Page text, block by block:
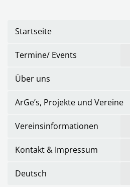
Startseite
Termine/ Events
Über uns
ArGe’s, Projekte und Vereine
Vereinsinformationen
Kontakt & Impressum
Deutsch